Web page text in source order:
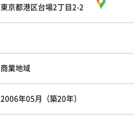
東京都港区台場2丁目2-2
商業地域
2006年05月（築20年）